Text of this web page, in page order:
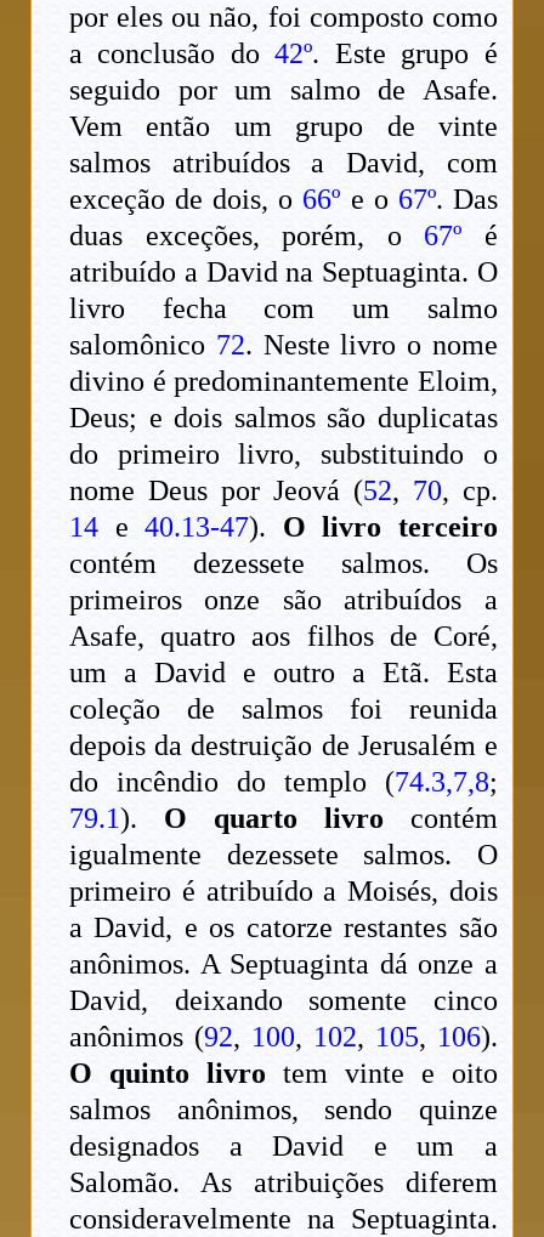
por eles ou não, foi composto como
a conclusão do42º. Este grupo é
seguido por um salmo de Asafe.
Vem então um grupo de vinte
salmos atribuídos a David, com
exceção de dois, o 66º e o 67º. Das
duas exceções, porém, o 67º é
atribuído a David na Septuaginta. O
livro fecha com um salmo
salomônico 72. Neste livro o nome
divino é predominantemente Eloim,
Deus; e dois salmos são duplicatas
do primeiro livro, substituindo o
nome Deus por Jeová (52, 70, cp.
14 e40.13-47). O livro terceiro
contém dezessete salmos. Os
primeiros onze são atribuídos a
Asafe, quatro aos filhos de Coré,
um a David e outro a Etã. Esta
coleção de salmos foi reunida
depois da destruição de Jerusalém e
do incêndio do templo (74.3,7,8;
79.1). O quarto livrocontém
igualmente dezessete salmos. O
primeiro é atribuído a Moisés, dois
a David, e os catorze restantes são
anônimos. A Septuaginta dá onze a
David, deixando somente cinco
anônimos (92, 100, 102, 105, 106).
O quinto livrotem vinte e oito
salmos anônimos, sendo quinze
designados a David e um a
Salomão. As atribuições diferem
consideravelmente na Septuaginta.